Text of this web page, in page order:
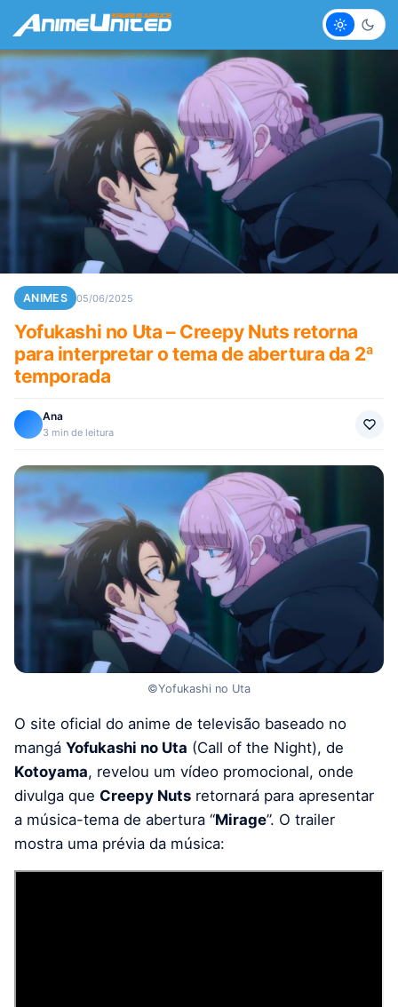
Claro
ANIMES 05/06/2025
Yofukashi no Uta – Creepy Nuts retorna
para interpretar o tema de abertura da 2ª
temporada
Ana
3 min de leitura
©Yofukashi no Uta
O site oficial do anime de televisão baseado no
mangá Yofukashi no Uta (Call of the Night), de
Kotoyama, revelou um vídeo promocional, onde
divulga que Creepy Nuts retornará para apresentar
a música-tema de abertura “Mirage”. O trailer
mostra uma prévia da música: